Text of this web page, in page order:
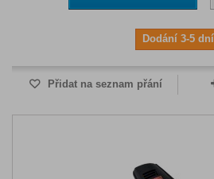
Dodání 3-5 dní
Přidat na seznam přání